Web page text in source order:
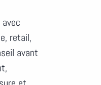
retail,
avant